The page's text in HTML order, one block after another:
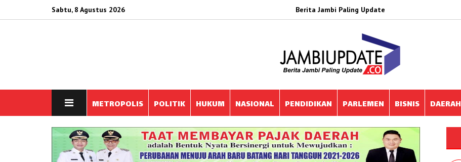
Sabtu, 8 Agustus 2026 Berita Jambi Paling Update
METROPOLIS POLITIK HUKUM NASIONAL PENDIDIKAN PARLEMEN BISNIS DAERAH